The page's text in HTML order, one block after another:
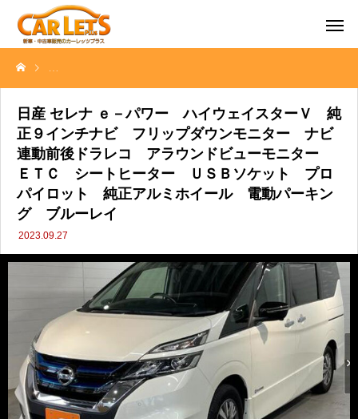
日産 セレナ ｅ－パワー ハイウェイスターＶ 純正９インチナビ
日産 セレナ ｅ－パワー ハイウェイスターＶ 純
正９インチナビ フリップダウンモニター ナビ
連動前後ドラレコ アラウンドビューモニター
ＥＴＣ シートヒーター ＵＳＢソケット プロ
パイロット 純正アルミホイール 電動パーキン
グ ブルーレイ
2023.09.27